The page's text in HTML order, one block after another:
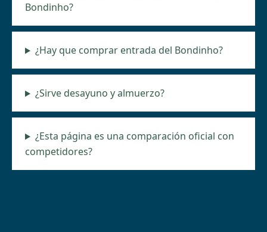
Bondinho?
¿Hay que comprar entrada del Bondinho?
¿Sirve desayuno y almuerzo?
¿Esta página es una comparación oficial con
competidores?